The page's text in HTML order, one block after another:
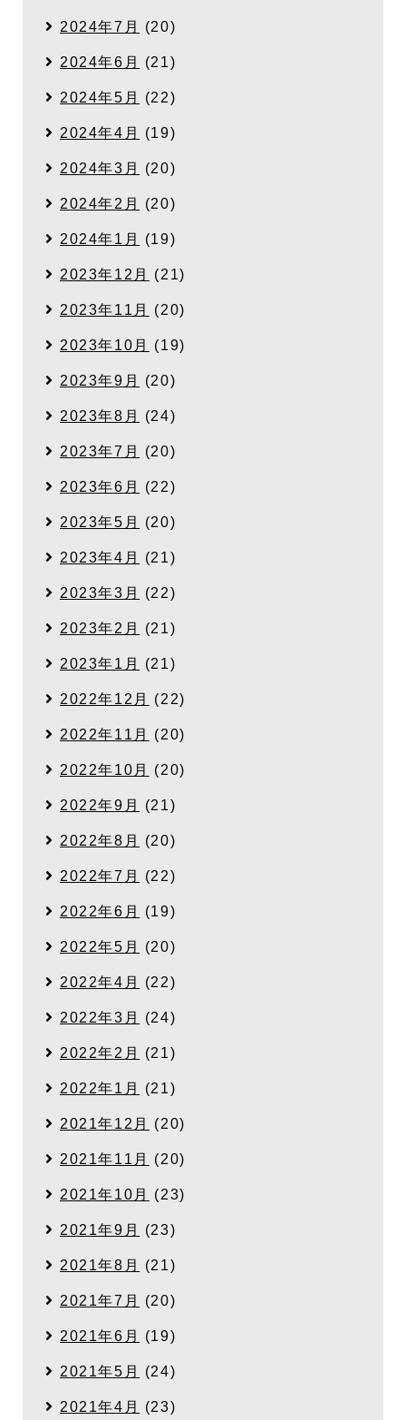
2024年7月 (20)
2024年6月 (21)
2024年5月 (22)
2024年4月 (19)
2024年3月 (20)
2024年2月 (20)
2024年1月 (19)
2023年12月 (21)
2023年11月 (20)
2023年10月 (19)
2023年9月 (20)
2023年8月 (24)
2023年7月 (20)
2023年6月 (22)
2023年5月 (20)
2023年4月 (21)
2023年3月 (22)
2023年2月 (21)
2023年1月 (21)
2022年12月 (22)
2022年11月 (20)
2022年10月 (20)
2022年9月 (21)
2022年8月 (20)
2022年7月 (22)
2022年6月 (19)
2022年5月 (20)
2022年4月 (22)
2022年3月 (24)
2022年2月 (21)
2022年1月 (21)
2021年12月 (20)
2021年11月 (20)
2021年10月 (23)
2021年9月 (23)
2021年8月 (21)
2021年7月 (20)
2021年6月 (19)
2021年5月 (24)
2021年4月 (23)